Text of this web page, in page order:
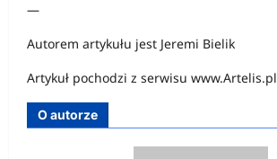
—
Autorem artykułu jest Jeremi Bielik
Artykuł pochodzi z serwisu www.Artelis.pl
O autorze